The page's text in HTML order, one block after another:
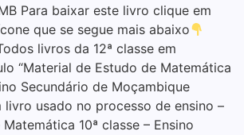
Para baixar este livro clique em
que se segue mais abaixo
livros da 12ª classe em
“Material de Estudo de Matemática
Secundário de Moçambique
livro usado no processo de ensino –
10ª classe – Ensino